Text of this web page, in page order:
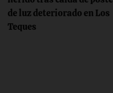
entradas
de luz deteriorado en Los
Teques